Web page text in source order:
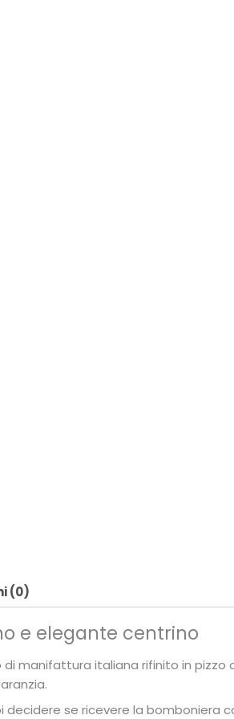
(0)
e elegante centrino
manifattura italiana rifinito in
se ricevere la bomboniera